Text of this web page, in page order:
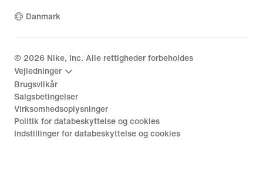
Danmark
© 2026 Nike, Inc. Alle rettigheder forbeholdes
Vejledninger
Brugsvilkår
Salgsbetingelser
Virksomhedsoplysninger
Politik for databeskyttelse og cookies
Indstillinger for databeskyttelse og cookies